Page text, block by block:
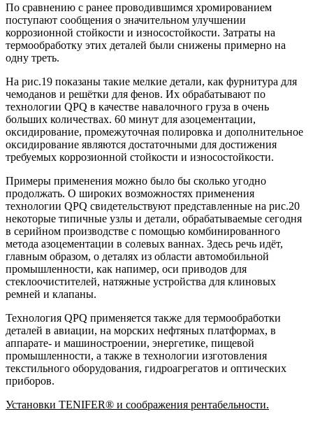
По сравнению с ранее проводившимся хромированием
поступают сообщения о значительном улучшении
коррозионной стойкости и износостойкости. Затраты на
термообработку этих деталей были снижены примерно на
одну треть.
На рис.19 показаны такие мелкие детали, как фурнитура для
чемоданов и решётки для фенов. Их обрабатывают по
технологии QPQ в качестве навалочного груза в очень
больших количествах. 60 минут для азоцементации,
оксидирование, промежуточная полировка и дополнительное
оксидирование являются достаточными для достижения
требуемых коррозионной стойкости и износостойкости.
Примеры применения можно было бы сколько угодно
продолжать. О широких возможностях применения
технологии QPQ свидетельствуют представленные на рис.20
некоторые типичные узлы и детали, обрабатываемые сегодня
в серийном производстве с помощью комбинированного
метода азоцементации в солевых ваннах. Здесь речь идёт,
главным образом, о деталях из области автомобильной
промышленности, как напимер, оси приводов для
стеклоочистителей, натяжные устройства для клиновых
ремней и клапаны.
Технология QPQ применяется также для термообработки
деталей в авиации, на морских нефтяных платформах, в
аппарате- и машиностроении, энергетике, пищевой
промышленности, а также в технологии изготовления
текстильного оборудования, гидроагрегатов и оптических
приборов.
Установки TENIFER® и соображения рентабельности.